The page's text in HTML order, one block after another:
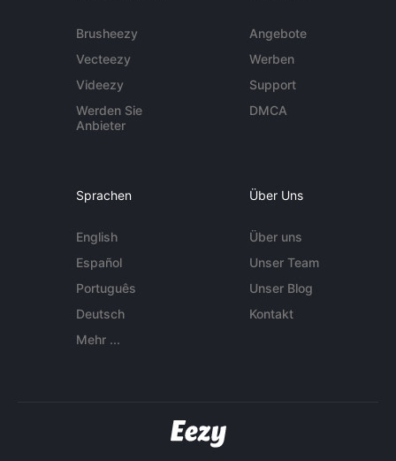
Brusheezy
Vecteezy
Videezy
Werden Sie
Anbieter
Angebote
Werben
Support
DMCA
Sprachen
English
Español
Português
Deutsch
Mehr ...
Über Uns
Über uns
Unser Team
Unser Blog
Kontakt